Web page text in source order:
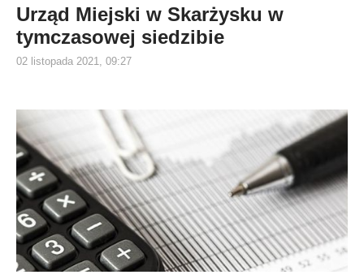
Urząd Miejski w Skarżysku w
tymczasowej siedzibie
02 listopada 2021, 09:27